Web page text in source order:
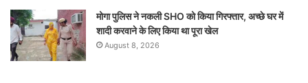
मोगा पुलिस ने नकली SHO को किया गिरफ्तार, अच्छे घर में
शादी करवाने के लिए किया था पूरा खेल
August 8, 2026